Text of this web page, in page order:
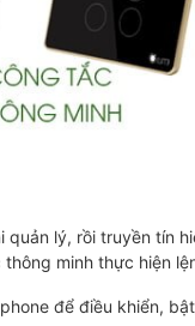
lý, rồi truyền tín
minh thực hiện
để điều khiển,